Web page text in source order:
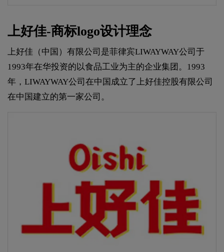
上好佳-商标logo设计理念
上好佳（中国）有限公司是菲律宾LIWAYWAY公司于
1993年在华投资的以食品工业为主的企业集团。1993
年，LIWAYWAY公司在中国成立了上好佳控股有限公司
在中国建立的第一家公司。